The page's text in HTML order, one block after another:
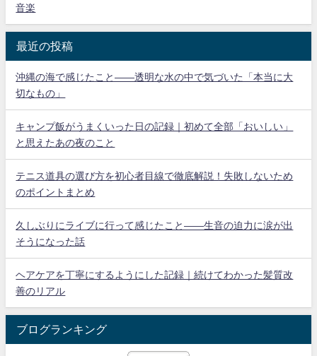
音楽
最近の投稿
沖縄の海で感じたこと——透明な水の中で気づいた「本当に大
切なもの」
キャンプ飯がうまくいった日の記録｜初めて全部「おいしい」
と思えたあの夜のこと
テニス道具の選び方を初心者目線で徹底解説！失敗しないため
のポイントまとめ
久しぶりにライブに行って感じたこと——生音の迫力に涙が出
そうになった話
ヘアケアを丁寧にするようにした記録｜続けてわかった髪質改
善のリアル
ブログランキング